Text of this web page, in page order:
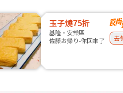
玉子燒75折
基隆・安樂區
佐藤お帰り-你回來了
去